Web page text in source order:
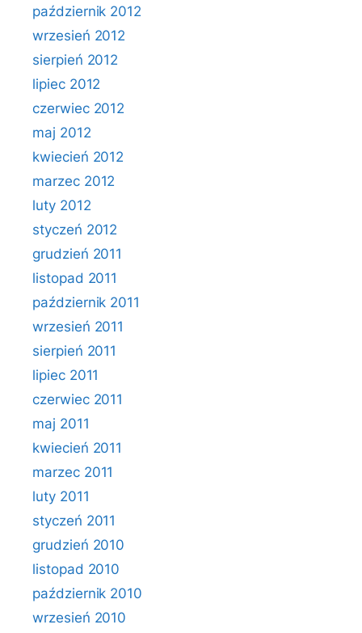
październik 2012
wrzesień 2012
sierpień 2012
lipiec 2012
czerwiec 2012
maj 2012
kwiecień 2012
marzec 2012
luty 2012
styczeń 2012
grudzień 2011
listopad 2011
październik 2011
wrzesień 2011
sierpień 2011
lipiec 2011
czerwiec 2011
maj 2011
kwiecień 2011
marzec 2011
luty 2011
styczeń 2011
grudzień 2010
listopad 2010
październik 2010
wrzesień 2010